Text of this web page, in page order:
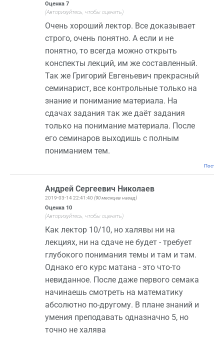
Оценка 7
(Авторизуйтесь, чтобы оценить)
Очень хороший лектор. Все доказывает
строго, очень понятно. А если и не
понятно, то всегда можно открыть
конспекты лекций, им же составленный.
Так же Григорий Евгеньевич прекрасный
семинарист, все контрольные только на
знание и понимание материала. На
сдачах задания так же даёт задания
только на понимание материала. После
его семинаров выходишь с полным
пониманием тем.
Андрей Сергеевич Николаев
2019-03-14 22:41:40 (90 месяцев назад)
Оценка 10
(Авторизуйтесь, чтобы оценить)
Как лектор 10/10, но халявы ни на
лекциях, ни на сдаче не будет - требует
глубокого понимания темы и там и там.
Однако его курс матана - это что-то
невиданное. После даже первого семака
начинаешь смотреть на математику
абсолютно по-другому. В плане знаний и
умения преподавать одназначно 5, но
точно не халява